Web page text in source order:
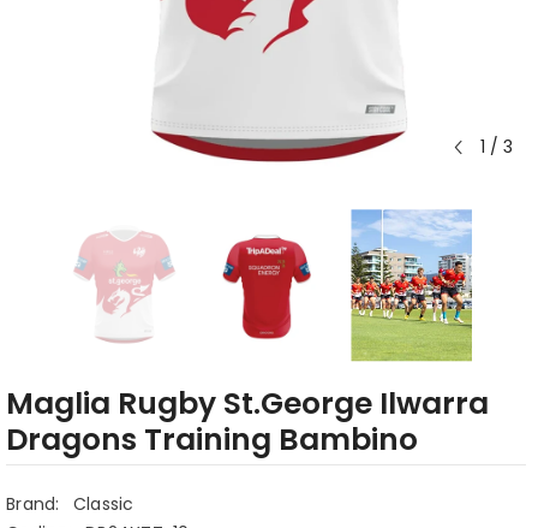
1 / 3
Maglia Rugby St.George Ilwarra
Dragons Training Bambino
Brand:
Classic